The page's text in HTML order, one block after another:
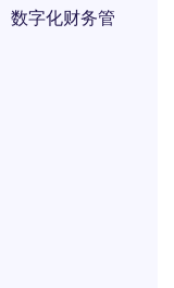
数字化财务管